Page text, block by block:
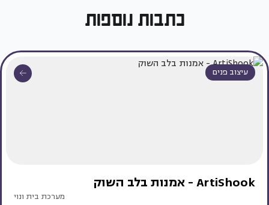
כתבות נוספות
עיצוב פנים
ArtiShook - אמנות בלב השוק
מערכת בית ונוי